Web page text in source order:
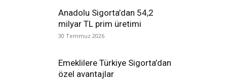
Anadolu Sigorta’dan 54,2
milyar TL prim üretimi
30 Temmuz 2026
Emeklilere Türkiye Sigorta’dan
özel avantajlar